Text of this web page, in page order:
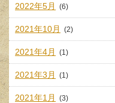
2022年5月 (6)
2021年10月 (2)
2021年4月 (1)
2021年3月 (1)
2021年1月 (3)